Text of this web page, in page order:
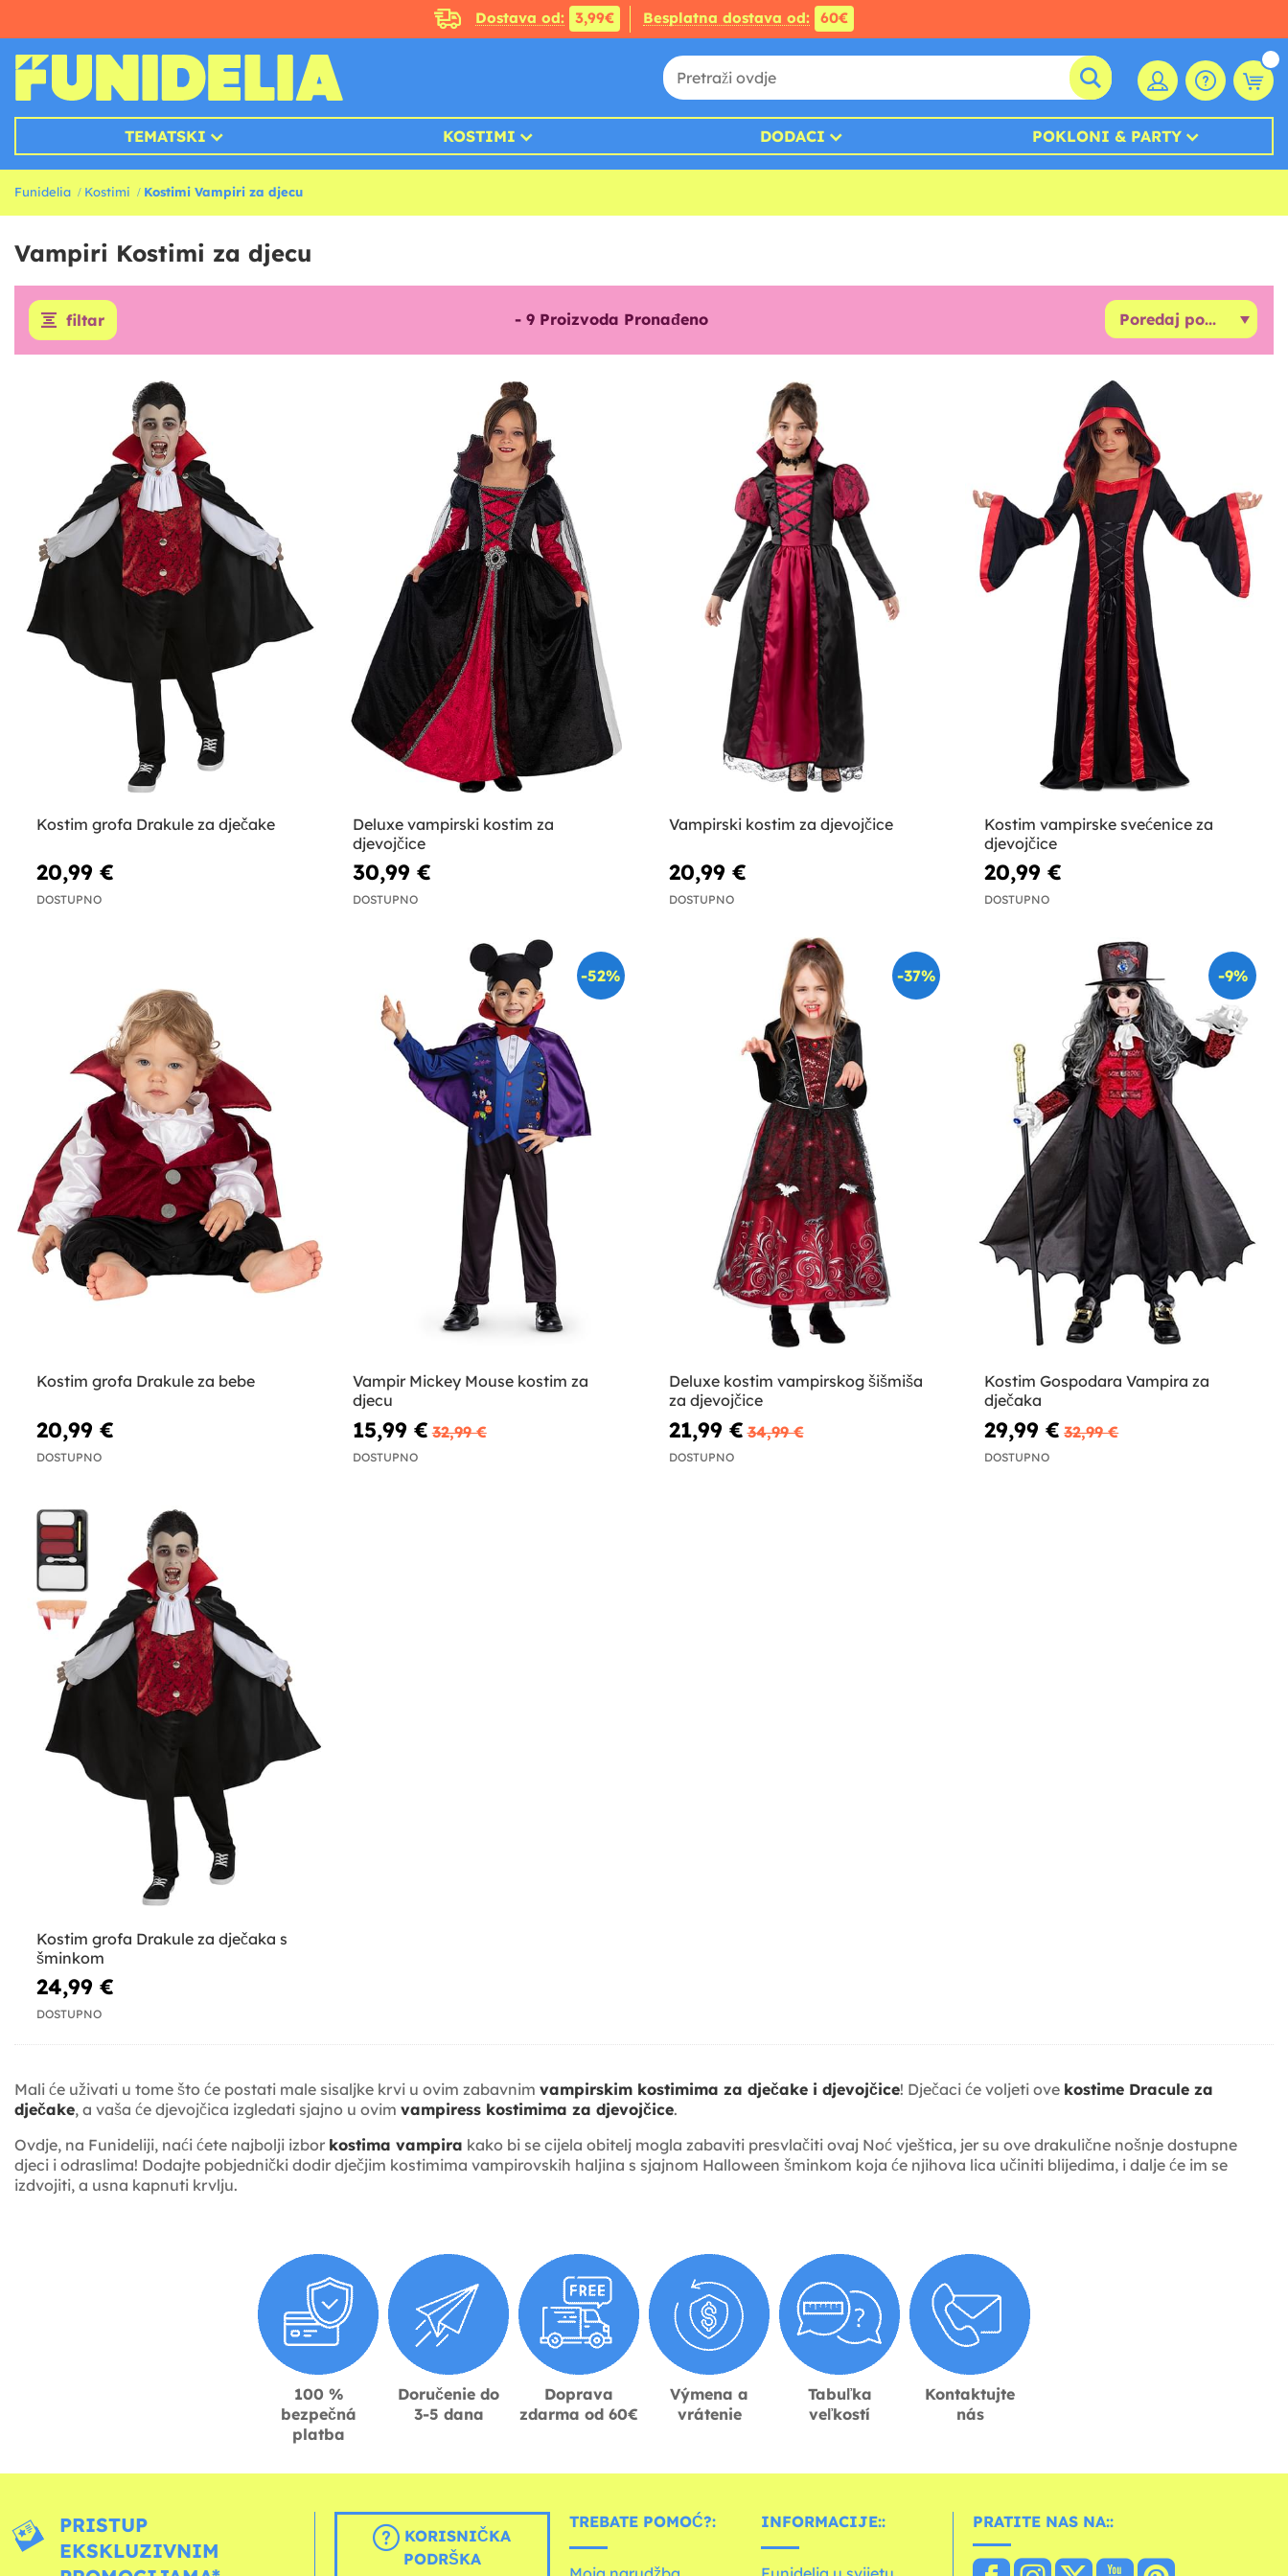
Dostava od: 3,99€ Besplatna dostava od: 60€
TEMATSKI KOSTIMI DODACI POKLONI & PARTY
Funidelia Kostimi Kostimi Vampiri za djecu
Vampiri Kostimi za djecu
filtar - 9Proizvoda Pronađeno
Kostim grofa Drakule za dječake
20,99 €
DOSTUPNO
Deluxe vampirski kostim za
djevojčice
30,99 €
DOSTUPNO
Vampirski kostim za djevojčice
20,99 €
DOSTUPNO
Kostim vampirske svećenice za
djevojčice
20,99 €
DOSTUPNO
Kostim grofa Drakule za bebe
20,99 €
DOSTUPNO
-52%
Vampir Mickey Mouse kostim za
djecu
15,99 € 32,99 €
DOSTUPNO
-37%
Deluxe kostim vampirskog šišmiša
za djevojčice
21,99 € 34,99 €
DOSTUPNO
-9%
Kostim Gospodara Vampira za
dječaka
29,99 € 32,99 €
DOSTUPNO
Kostim grofa Drakule za dječaka s
šminkom
24,99 €
DOSTUPNO
Mali će uživati u tome što će postati male sisaljke krvi u ovim zabavnim vampirskim kostimima za dječake i djevojčice! Dječaci će voljeti ove kostime Dracule za
dječake, a vaša će djevojčica izgledati sjajno u ovim vampiress kostimima za djevojčice.
Ovdje, na Funideliji, naći ćete najbolji izbor kostima vampira kako bi se cijela obitelj mogla zabaviti presvlačiti ovaj Noć vještica, jer su ove drakulične nošnje dostupne
djeci i odraslima! Dodajte pobjednički dodir dječjim kostimima vampirovskih haljina s sjajnom Halloween šminkom koja će njihova lica učiniti blijedima, i dalje će im se
izdvojiti, a usna kapnuti krvlju.
100 %
bezpečná
platba
Doručenie do
3-5 dana
Doprava
zdarma od 60€
Výmena a
vrátenie
Tabuľka
veľkostí
Kontaktujte
nás
PRISTUP
EKSKLUZIVNIM
KORISNIČKA
PODRŠKA
TREBATE POMOĆ?: INFORMACIJE:: PRATITE NAS NA::